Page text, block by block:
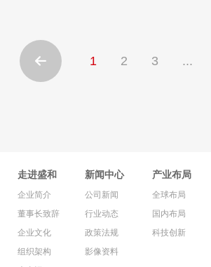
 1 2 3 ...
走进盛和
企业简介
董事长致辞
企业文化
组织架构
新闻中心
公司新闻
行业动态
政策法规
影像资料
产业布局
全球布局
国内布局
科技创新